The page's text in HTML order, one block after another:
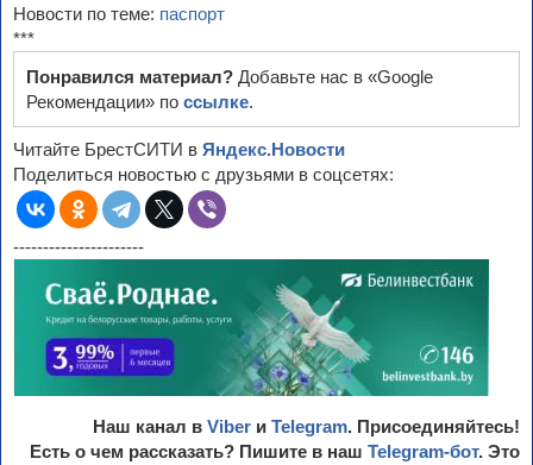
Новости по теме: паспорт
***
Понравился материал? Добавьте нас в «Google
Рекомендации» по ссылке.
Читайте БрестСИТИ в Яндекс.Новости
Поделиться новостью с друзьями в соцсетях:
----------------------
Наш канал в Viber и Telegram. Присоединяйтесь!
Есть о чем рассказать? Пишите в наш Telegram-бот. Это